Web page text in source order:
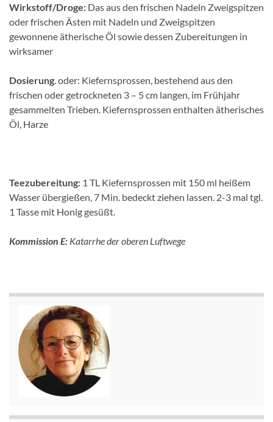
Wirkstoff/Droge: Das aus den frischen Nadeln Zweigspitzen
oder frischen Ästen mit Nadeln und Zweigspitzen
gewonnene ätherische Öl sowie dessen Zubereitungen in
wirksamer
Dosierung . oder: Kiefernsprossen, bestehend aus den
frischen oder getrockneten 3 – 5 cm langen, im Frühjahr
gesammelten Trieben. Kiefernsprossen enthalten ätherisches
Öl, Harze
Teezubereitung: 1 TL Kiefernsprossen mit 150 ml heißem
Wasser übergießen, 7 Min. bedeckt ziehen lassen. 2-3 mal tgl.
1 Tasse mit Honig gesüßt.
Kommission E: Katarrhe der oberen Luftwege